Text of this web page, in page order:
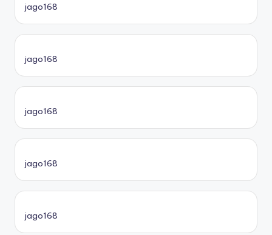
jago168
jago168
jago168
jago168
jago168